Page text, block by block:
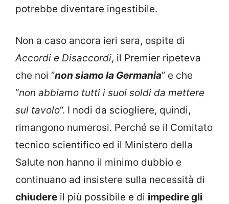
potrebbe diventare ingestibile.
Non a caso ancora ieri sera, ospite di
Accordi e Disaccordi, il Premier ripeteva
che noi “non siamo la Germania” e che
“non abbiamo tutti i suoi soldi da mettere
sul tavolo“. I nodi da sciogliere, quindi,
rimangono numerosi. Perché se il Comitato
tecnico scientifico ed il Ministero della
Salute non hanno il minimo dubbio e
continuano ad insistere sulla necessità di
chiudere il più possibile e di impedire gli